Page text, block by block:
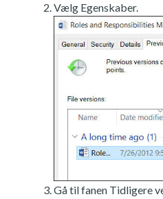
Vælg Egenskaber.
Gå til fanen Tidligere